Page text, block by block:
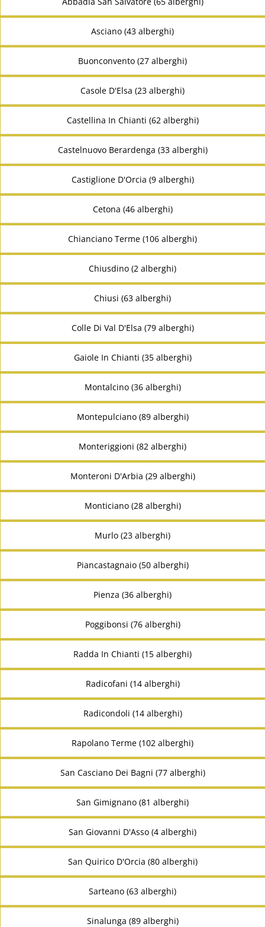
Asciano (43 alberghi)
Buonconvento (27 alberghi)
Casole D'Elsa (23 alberghi)
Castellina In Chianti (62 alberghi)
Castelnuovo Berardenga (33 alberghi)
Castiglione D'Orcia (9 alberghi)
Cetona (46 alberghi)
Chianciano Terme (106 alberghi)
Chiusdino (2 alberghi)
Chiusi (63 alberghi)
Colle Di Val D'Elsa (79 alberghi)
Gaiole In Chianti (35 alberghi)
Montalcino (36 alberghi)
Montepulciano (89 alberghi)
Monteriggioni (82 alberghi)
Monteroni D'Arbia (29 alberghi)
Monticiano (28 alberghi)
Murlo (23 alberghi)
Piancastagnaio (50 alberghi)
Pienza (36 alberghi)
Poggibonsi (76 alberghi)
Radda In Chianti (15 alberghi)
Radicofani (14 alberghi)
Radicondoli (14 alberghi)
Rapolano Terme (102 alberghi)
San Casciano Dei Bagni (77 alberghi)
San Gimignano (81 alberghi)
San Giovanni D'Asso (4 alberghi)
San Quirico D'Orcia (80 alberghi)
Sarteano (63 alberghi)
Sinalunga (89 alberghi)